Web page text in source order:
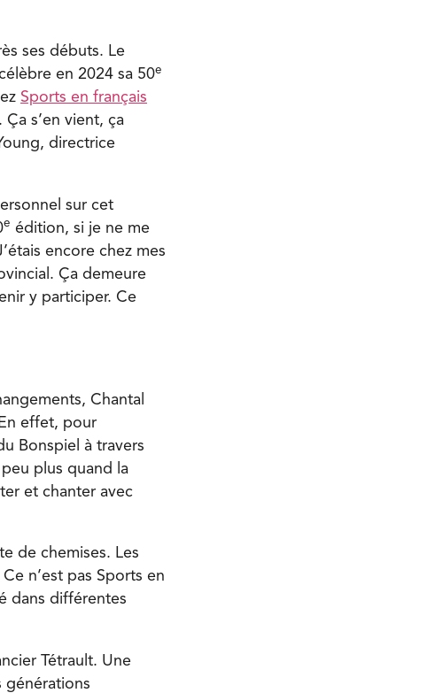
ses débuts. Le
en 2024 sa 50e
Sports en français
s’en vient, ça
directrice
sur cet
e édition, si je ne me
encore chez mes
Ça demeure
y participer. Ce
Chantal
effet, pour
Bonspiel à travers
plus quand la
et chanter avec
de chemises. Les
n’est pas Sports en
dans différentes
Tétrault. Une
générations